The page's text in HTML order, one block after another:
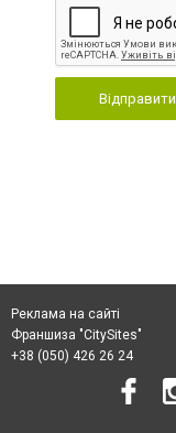
Відправити
Реклама на сайті
Франшиза "CitySites"
+38 (050) 426 26 24